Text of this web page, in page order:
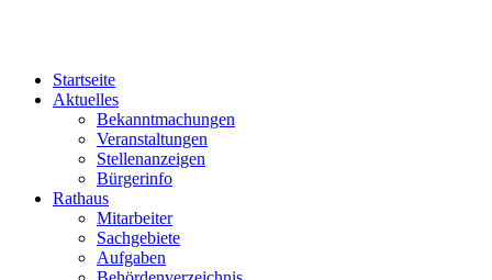
Startseite
Aktuelles
Bekanntmachungen
Veranstaltungen
Stellenanzeigen
Bürgerinfo
Rathaus
Mitarbeiter
Sachgebiete
Aufgaben